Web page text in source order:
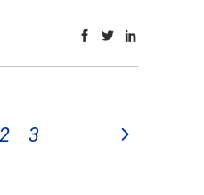
2 3